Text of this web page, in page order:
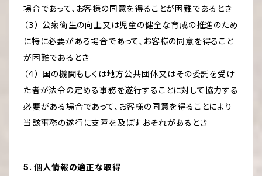
場合であって、お客様の同意を得ることが困難であるとき
（３） 公衆衛生の向上又は児童の健全な育成の推進のため
に特に必要がある場合であって、お客様の同意を得ること
が困難であるとき
（４） 国の機関もしくは地方公共団体又はその委託を受け
た者が法令の定める事務を遂行することに対して協力する
必要がある場合であって、お客様の同意を得ることにより
当該事務の遂行に支障を及ぼすおそれがあるとき
5. 個人情報の適正な取得